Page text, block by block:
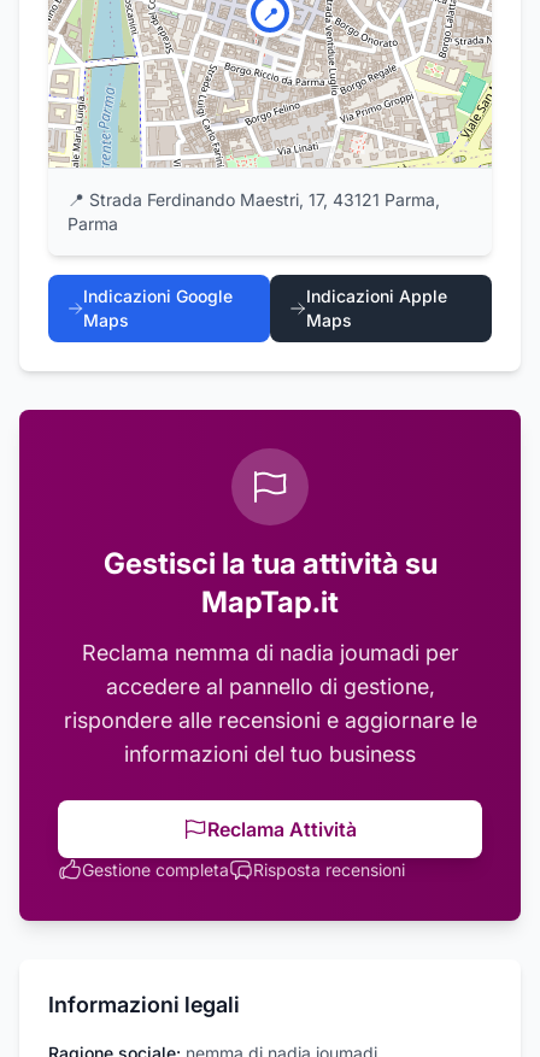
📍
📍 Strada Ferdinando Maestri, 17, 43121 Parma,
Parma
Indicazioni Google
Maps
Indicazioni Apple
Maps
Gestisci la tua attività su
MapTap.it
Reclama nemma di nadia joumadiper
accedere al pannello di gestione,
rispondere alle recensioni e aggiornare le
informazioni del tuo business
Reclama Attività
Gestione completa Risposta recensioni
Informazioni legali
Ragione sociale: nemma di nadia joumadi